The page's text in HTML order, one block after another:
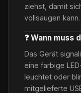
ziehst, damit
vollsaugen kann.
❓ Wann
Das Gerät
eine farbige
leuchtet oder
mitgelieferte